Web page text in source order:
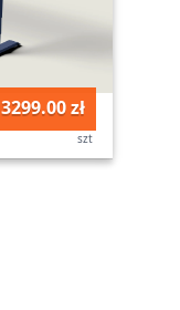
3299.00 zł
szt